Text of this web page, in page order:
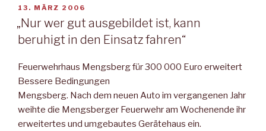
Spätzünder“
–
MNZ“
VERÖFFENTLICHT
AM
13. MÄRZ 2006
„Nur wer gut ausgebildet ist, kann
beruhigt in den Einsatz fahren“
Feuerwehrhaus Mengsberg für 300 000 Euro erweitert
Bessere Bedingungen
Mengsberg. Nach dem neuen Auto im vergangenen Jahr
weihte die Mengsberger Feuerwehr am Wochenende ihr
erweitertes und umgebautes Gerätehaus ein.